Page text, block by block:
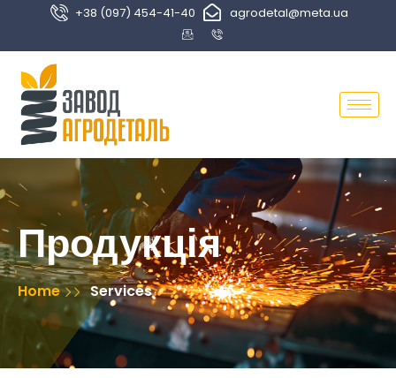
+38 (097) 454-41-40 agrodetal@meta.ua
Продукція
Home Services